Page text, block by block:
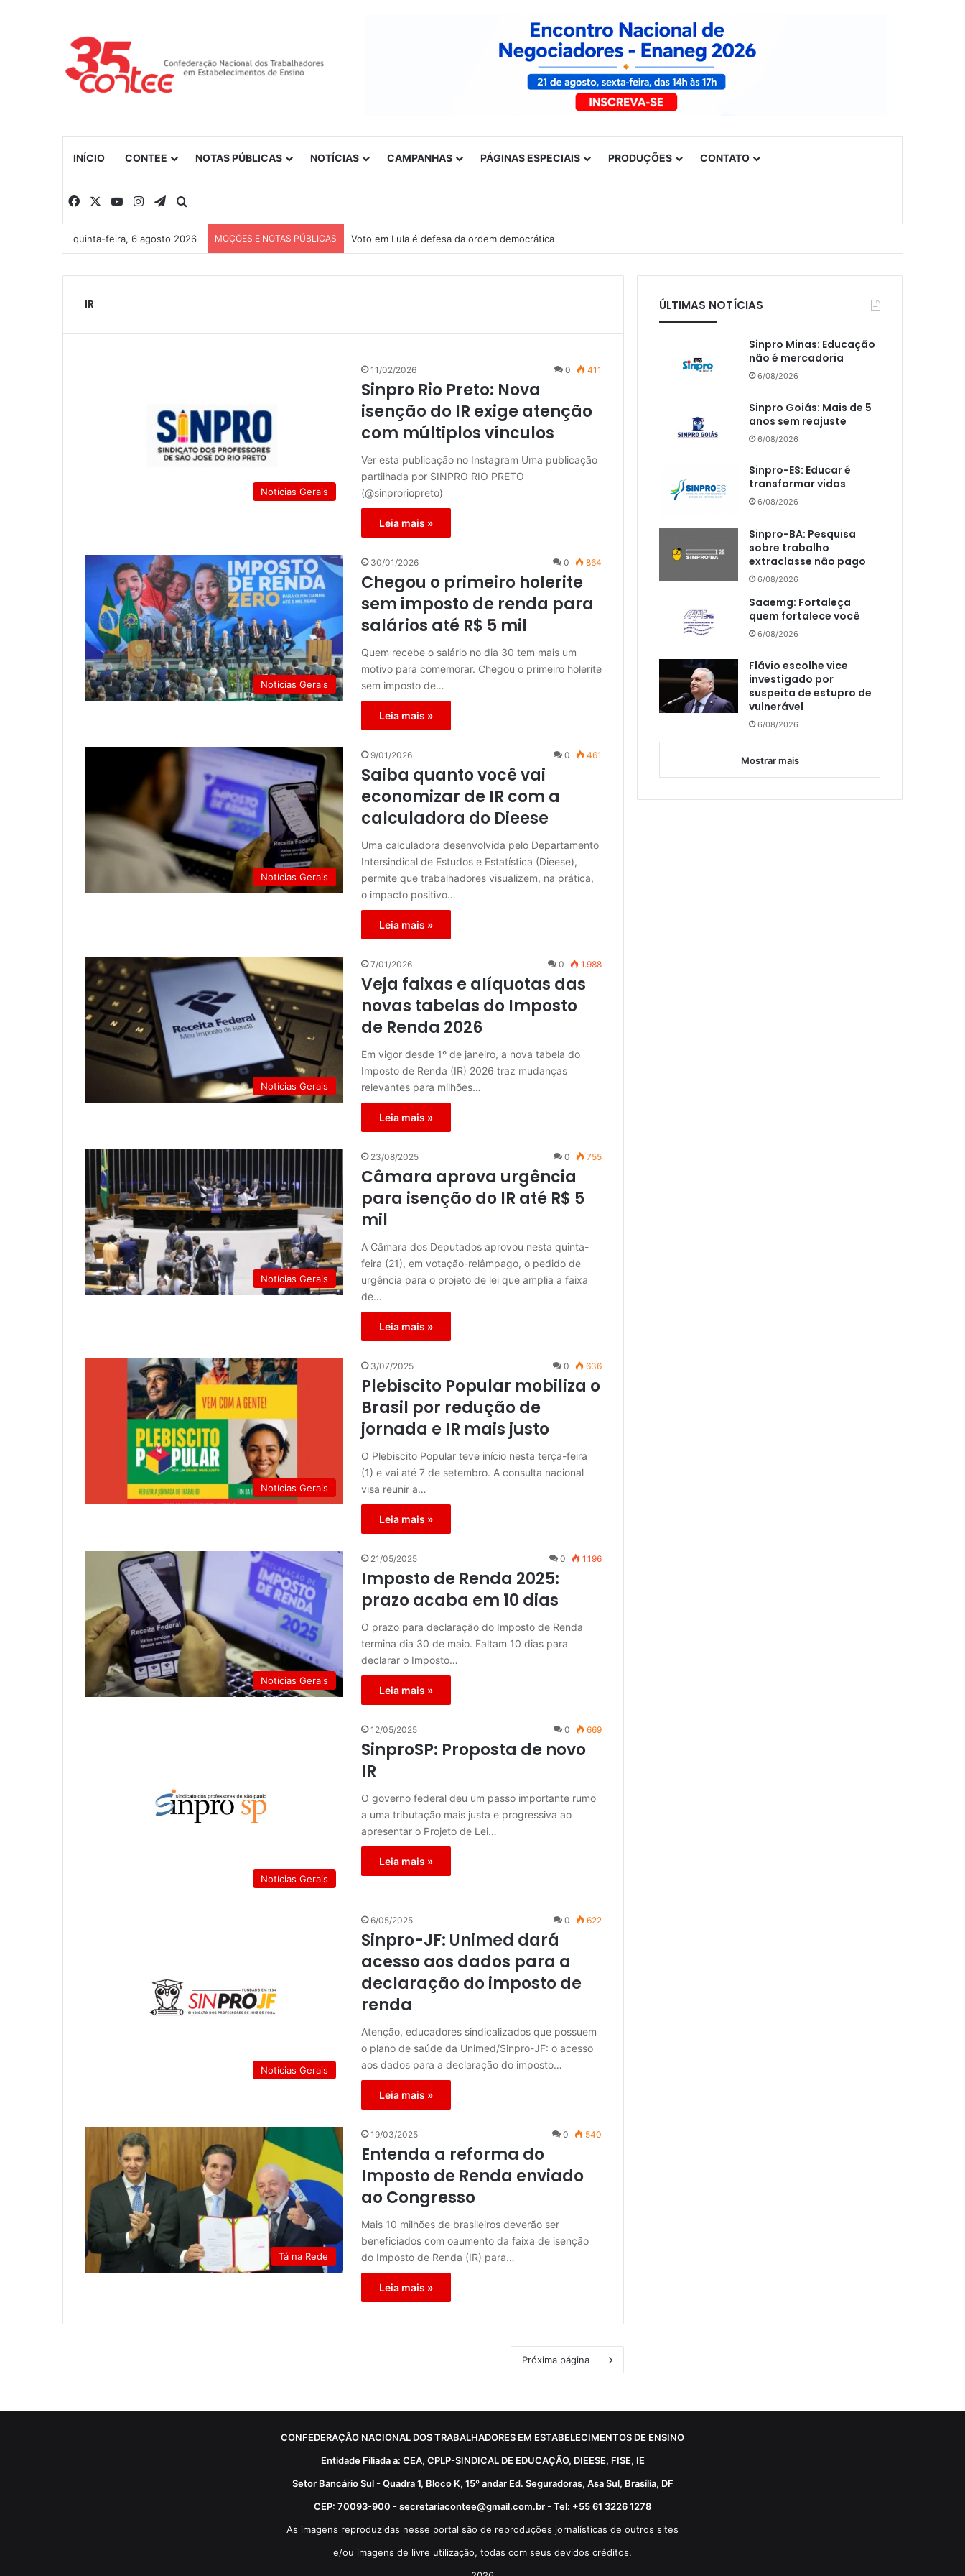
INÍCIO CONTEE NOTAS PÚBLICAS NOTÍCIAS CAMPANHAS PÁGINAS ESPECIAIS PRODUÇÕES CONTATO
Facebook YouTubeInstagramTelegram
quinta-feira, 6 agosto 2026 MOÇÕES E NOTAS PÚBLICAS Voto em Lula é defesa da ordem democrática
IR
Notícias Gerais
11/02/2026 0 411
Sinpro Rio Preto: Nova
isenção do IR exige atenção
com múltiplos vínculos
Ver esta publicação no Instagram Uma publicação
partilhada por SINPRO RIO PRETO
(@sinproriopreto)
Leia mais »
Notícias Gerais
30/01/2026 0 864
Chegou o primeiro holerite
sem imposto de renda para
salários até R$ 5 mil
Quem recebe o salário no dia 30 tem mais um
motivo para comemorar. Chegou o primeiro holerite
sem imposto de…
Leia mais »
Notícias Gerais
9/01/2026 0 461
Saiba quanto você vai
economizar de IR com a
calculadora do Dieese
Uma calculadora desenvolvida pelo Departamento
Intersindical de Estudos e Estatística (Dieese),
permite que trabalhadores visualizem, na prática,
o impacto positivo…
Leia mais »
Notícias Gerais
7/01/2026 0 1.988
Veja faixas e alíquotas das
novas tabelas do Imposto
de Renda 2026
Em vigor desde 1º de janeiro, a nova tabela do
Imposto de Renda (IR) 2026 traz mudanças
relevantes para milhões…
Leia mais »
Notícias Gerais
23/08/2025 0 755
Câmara aprova urgência
para isenção do IR até R$ 5
mil
A Câmara dos Deputados aprovou nesta quinta-
feira (21), em votação-relâmpago, o pedido de
urgência para o projeto de lei que amplia a faixa
de…
Leia mais »
Notícias Gerais
3/07/2025 0 636
Plebiscito Popular mobiliza o
Brasil por redução de
jornada e IR mais justo
O Plebiscito Popular teve início nesta terça-feira
(1) e vai até 7 de setembro. A consulta nacional
visa reunir a…
Leia mais »
Notícias Gerais
21/05/2025 0 1.196
Imposto de Renda 2025:
prazo acaba em 10 dias
O prazo para declaração do Imposto de Renda
termina dia 30 de maio. Faltam 10 dias para
declarar o Imposto…
Leia mais »
Notícias Gerais
12/05/2025 0 669
SinproSP: Proposta de novo
IR
O governo federal deu um passo importante rumo
a uma tributação mais justa e progressiva ao
apresentar o Projeto de Lei…
Leia mais »
Notícias Gerais
6/05/2025 0 622
Sinpro-JF: Unimed dará
acesso aos dados para a
declaração do imposto de
renda
Atenção, educadores sindicalizados que possuem
o plano de saúde da Unimed/Sinpro-JF: o acesso
aos dados para a declaração do imposto…
Leia mais »
Tá na Rede
19/03/2025 0 540
Entenda a reforma do
Imposto de Renda enviado
ao Congresso
Mais 10 milhões de brasileiros deverão ser
beneficiados com oaumento da faixa de isenção
do Imposto de Renda (IR) para…
Leia mais »
Próxima página
ÚLTIMAS NOTÍCIAS
Sinpro Minas: Educação
não é mercadoria
6/08/2026
Sinpro Goiás: Mais de 5
anos sem reajuste
6/08/2026
Sinpro-ES: Educar é
transformar vidas
6/08/2026
Sinpro-BA: Pesquisa
sobre trabalho
extraclasse não pago
6/08/2026
Saaemg: Fortaleça
quem fortalece você
6/08/2026
Flávio escolhe vice
investigado por
suspeita de estupro de
vulnerável
6/08/2026
Mostrar mais
CONFEDERAÇÃO NACIONAL DOS TRABALHADORES EM ESTABELECIMENTOS DE ENSINO
Entidade Filiada a: CEA, CPLP-SINDICAL DE EDUCAÇÃO, DIEESE, FISE, IE
Setor Bancário Sul - Quadra 1, Bloco K, 15º andar Ed. Seguradoras, Asa Sul, Brasília, DF
CEP: 70093-900 - secretariacontee@gmail.com.br - Tel: +55 61 3226 1278
As imagens reproduzidas nesse portal são de reproduções jornalísticas de outros sites
e/ou imagens de livre utilização, todas com seus devidos créditos.